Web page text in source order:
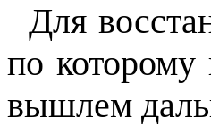
Для
по
вышлем